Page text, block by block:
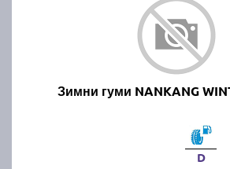
Зимни гуми NANKANG
D